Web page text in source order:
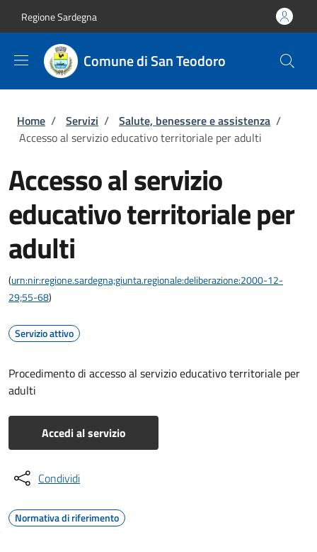
Regione Sardegna
Comune di San Teodoro
Briciole di pane
Home / Servizi / Salute, benessere e assistenza /
Accesso al servizio educativo territoriale per adulti
Accesso al servizio
educativo territoriale per
adulti
(urn:nir:regione.sardegna;giunta.regionale:deliberazione:2000-12-
29;55-68)
Servizio attivo
Procedimento di accesso al servizio educativo territoriale per
adulti
Accedi al servizio
Condividi
Normativa di riferimento